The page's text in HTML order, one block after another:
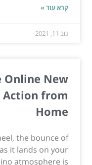
קרא עוד »
נוב 11, 2021
Online New
Action from
Home
the bounce of
it lands on your
atmosphere is